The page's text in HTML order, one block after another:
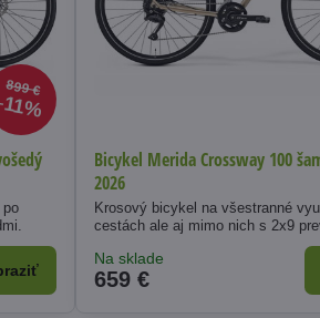
899 €
11%
Bicykel Merida Crossway 100
2026
Krosový bicykel na všestranné
cestách ale aj mimo nich s 2x9
Na sklade
659 €